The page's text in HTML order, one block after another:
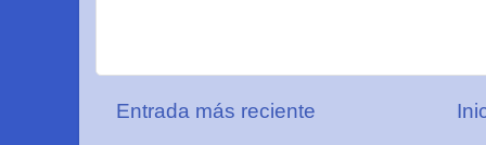
Entrada más reciente